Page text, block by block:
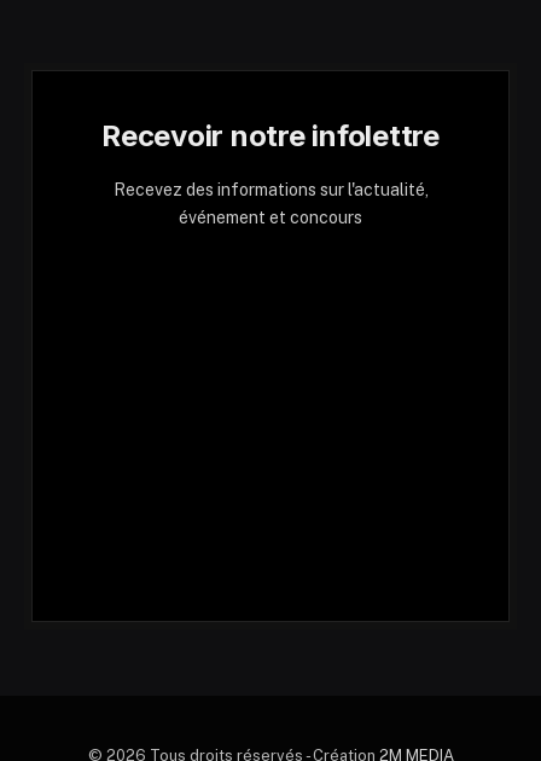
Recevoir notre infolettre
Recevez des informations sur l'actualité,
événement et concours
© 2026 Tous droits réservés - Création 2M MEDIA